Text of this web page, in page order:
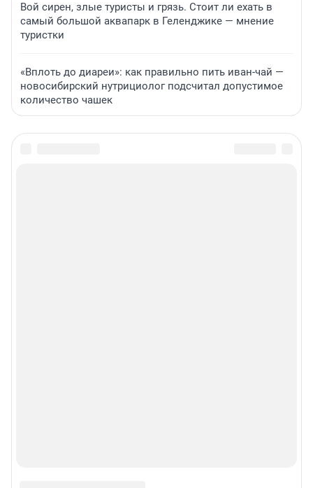
Вой сирен, злые туристы и грязь. Стоит ли ехать в
самый большой аквапарк в Геленджике — мнение
туристки
«Вплоть до диареи»: как правильно пить иван-чай —
новосибирский нутрициолог подсчитал допустимое
количество чашек